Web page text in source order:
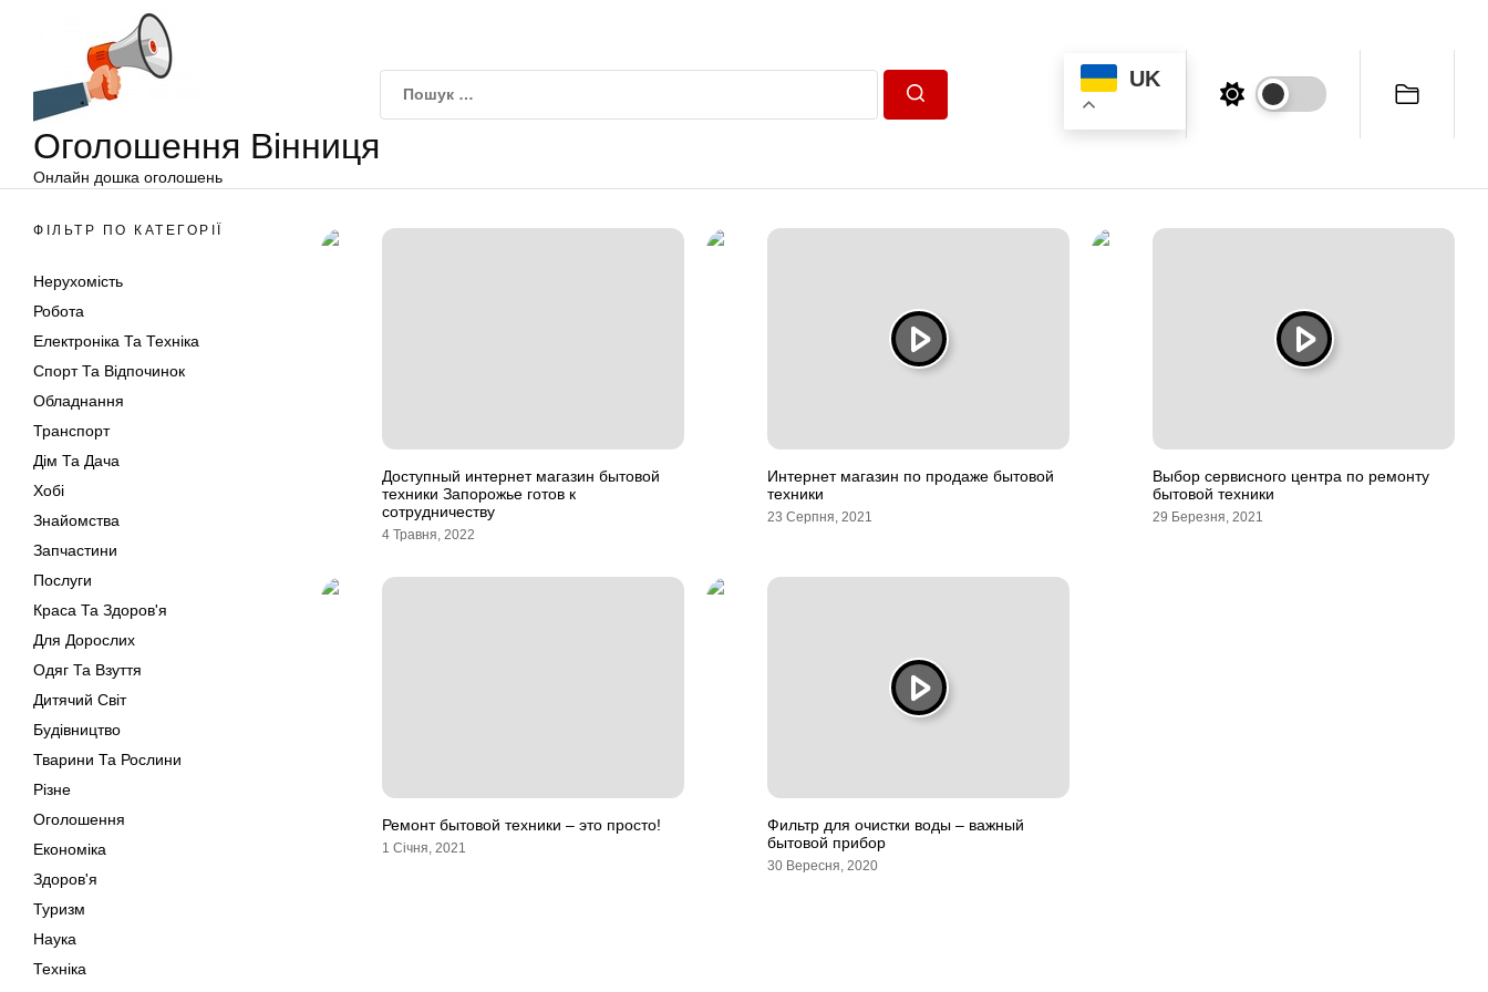
Оголошення Вінниця
Онлайн дошка оголошень
UK
ФІЛЬТР ПО КАТЕГОРІЇ
Нерухомість
Робота
Електроніка Та Техніка
Спорт Та Відпочинок
Обладнання
Транспорт
Дім Та Дача
Хобі
Знайомства
Запчастини
Послуги
Краса Та Здоров'я
Для Дорослих
Одяг Та Взуття
Дитячий Світ
Будівництво
Тварини Та Рослини
Різне
Оголошення
Економіка
Здоров'я
Туризм
Наука
Техніка
Доступный интернет магазин бытовой
техники Запорожье готов к
сотрудничеству
4 Травня, 2022
Интернет магазин по продаже бытовой
техники
23 Серпня, 2021
Выбор сервисного центра по ремонту
бытовой техники
29 Березня, 2021
Ремонт бытовой техники – это просто!
1 Січня, 2021
Фильтр для очистки воды – важный
бытовой прибор
30 Вересня, 2020